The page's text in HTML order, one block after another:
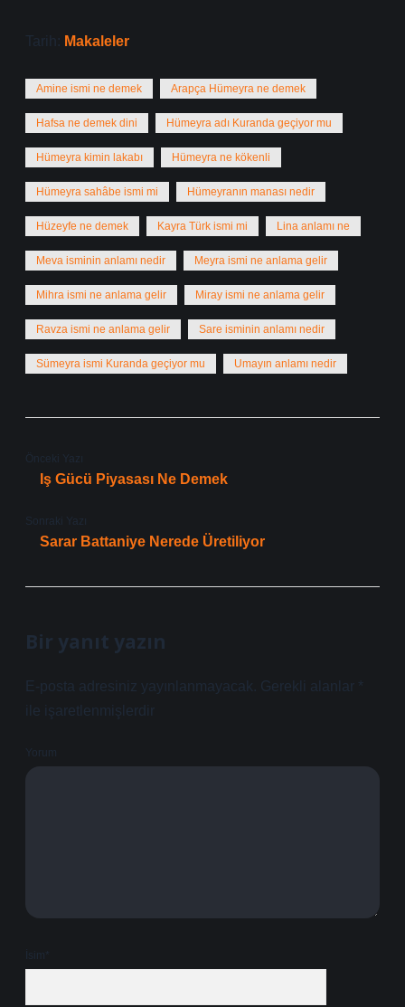
Tarih: Makaleler
Amine ismi ne demek Arapça Hümeyra ne demek
Hafsa ne demek dini Hümeyra adı Kuranda geçiyor mu
Hümeyra kimin lakabı Hümeyra ne kökenli
Hümeyra sahâbe ismi mi Hümeyranın manası nedir
Hüzeyfe ne demek Kayra Türk ismi mi Lina anlamı ne
Meva isminin anlamı nedir Meyra ismi ne anlama gelir
Mihra ismi ne anlama gelir Miray ismi ne anlama gelir
Ravza ismi ne anlama gelir Sare isminin anlamı nedir
Sümeyra ismi Kuranda geçiyor mu Umayın anlamı nedir
Önceki Yazı
Iş Gücü Piyasası Ne Demek
Sonraki Yazı
Sarar Battaniye Nerede Üretiliyor
Bir yanıt yazın
E-posta adresiniz yayınlanmayacak. Gerekli alanlar *
ile işaretlenmişlerdir
Yorum
İsim*